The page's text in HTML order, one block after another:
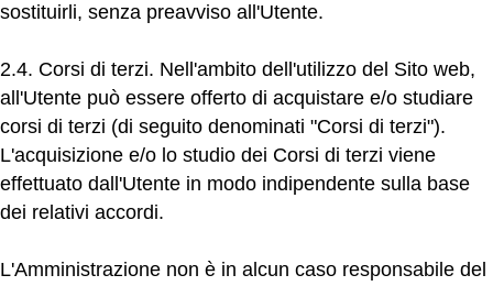
sostituirli, senza preavviso all'Utente.
2.4. Corsi di terzi. Nell'ambito dell'utilizzo del Sito web,
all'Utente può essere offerto di acquistare e/o studiare
corsi di terzi (di seguito denominati "Corsi di terzi").
L'acquisizione e/o lo studio dei Corsi di terzi viene
effettuato dall'Utente in modo indipendente sulla base
dei relativi accordi.
L'Amministrazione non è in alcun caso responsabile del